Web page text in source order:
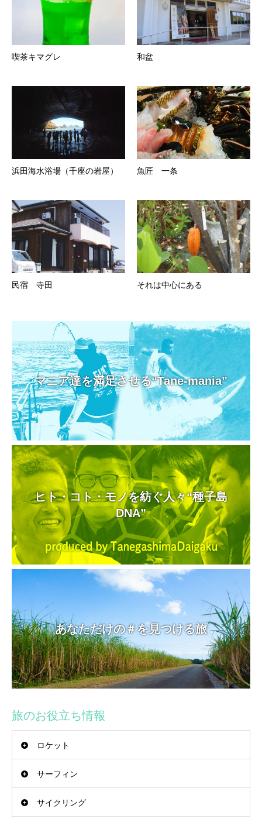
喫茶キマグレ 和盆
浜田海水浴場（千座の岩屋） 魚匠 一条
民宿 寺田 それは中心にある
マニア達を満足させる“Tane-mania”
ヒト・コト・モノを紡ぐ人々“種子島
DNA”
あなただけの＃を見つける旅
旅のお役立ち情報
ロケット
サーフィン
サイクリング